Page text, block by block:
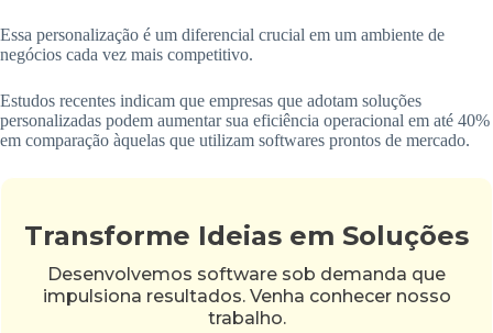
Essa personalização é um diferencial crucial em um ambiente de
negócios cada vez mais competitivo.
Estudos recentes indicam que empresas que adotam soluções
personalizadas podem aumentar sua eficiência operacional em até 40%
em comparação àquelas que utilizam softwares prontos de mercado.
Transforme Ideias em Soluções
Desenvolvemos software sob demanda que
impulsiona resultados. Venha conhecer nosso
trabalho.